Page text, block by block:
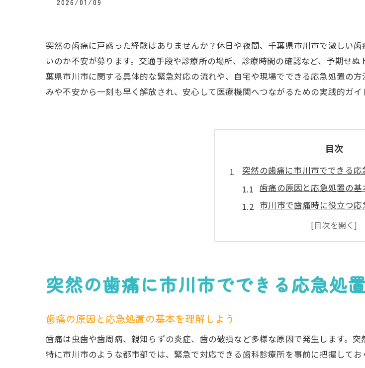
2026/01/09
突然の歯痛に戸惑った経験はありませんか？休日や夜間、千葉県市川市で激しい
いのか不安が募ります。交通手段や診療所の場所、診療時間の確認など、予期せ
葉県市川市に関する具体的な緊急対応の流れや、自宅や現場でできる応急処置の
みや不安から一刻も早く解放され、安心して医療機関へつながるための実践的ガイ
目次
突然の歯痛に市川市でできる応
歯痛の原因と応急処置の基
市川市で歯痛時に役立つ
歯痛が起きた時に慌てない
市川市の歯痛応急処置に
歯痛対策を急ぐなら知っておき
歯痛が悪化する前に市川市
歯痛の緊急対策で地元の医
市川市の歯科救急外来を
突然の歯痛に市川市でできる応急処
歯痛の原因と応急処置の基本を理解しよう
歯痛は虫歯や歯周病、親知らずの炎症、歯の破損など多様な原因で発生します。
特に市川市のような都市部では、緊急で対応できる歯科診療所を事前に把握してお